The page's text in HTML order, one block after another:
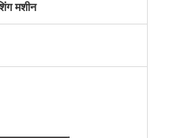
मशीन